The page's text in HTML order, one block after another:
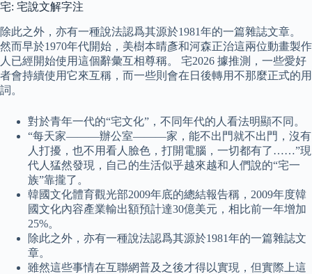
宅: 宅說文解字注
除此之外，亦有一種說法認爲其源於1981年的一篇雜誌文章。
然而早於1970年代開始，美樹本晴彥和河森正治這兩位動畫製作
人已經開始使用這個辭彙互相尊稱。 宅2026 據推測，一些愛好
者會持續使用它來互稱，而一些則會在日後轉用不那麼正式的用
詞。
對於青年一代的“宅文化”，不同年代的人看法明顯不同。
“每天家―――辦公室―――家，能不出門就不出門，沒有
人打擾，也不用看人臉色，打開電腦，一切都有了……”現
代人猛然發現，自己的生活似乎越來越和人們說的“宅一
族”靠攏了。
韓國文化體育觀光部2009年底的總結報告稱，2009年度韓
國文化內容產業輸出額預計達30億美元，相比前一年增加
25%。
除此之外，亦有一種說法認爲其源於1981年的一篇雜誌文
章。
雖然這些事情在互聯網普及之後才得以實現，但實際上這